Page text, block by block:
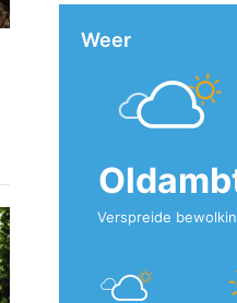
Weer
Verspreide